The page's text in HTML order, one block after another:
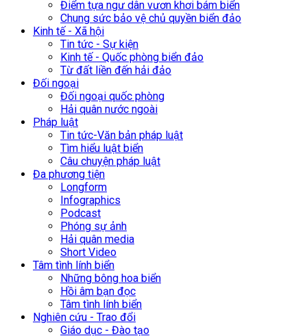
Điểm tựa ngư dân vươn khơi bám biển
Chung sức bảo vệ chủ quyền biển đảo
Kinh tế - Xã hội
Tin tức - Sự kiện
Kinh tế - Quốc phòng biển đảo
Từ đất liền đến hải đảo
Đối ngoại
Đối ngoại quốc phòng
Hải quân nước ngoài
Pháp luật
Tin tức-Văn bản pháp luật
Tìm hiểu luật biển
Câu chuyện pháp luật
Đa phương tiện
Longform
Infographics
Podcast
Phóng sự ảnh
Hải quân media
Short Video
Tâm tình lính biển
Những bông hoa biển
Hồi âm bạn đọc
Tâm tình lính biển
Nghiên cứu - Trao đổi
Giáo dục - Đào tạo